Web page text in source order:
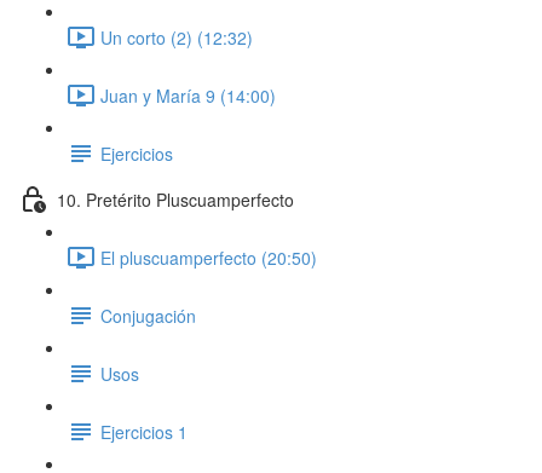
Un corto (2) (12:32)
Juan y María 9 (14:00)
Ejercicios
10. Pretérito Pluscuamperfecto
El pluscuamperfecto (20:50)
Conjugación
Usos
Ejercicios 1